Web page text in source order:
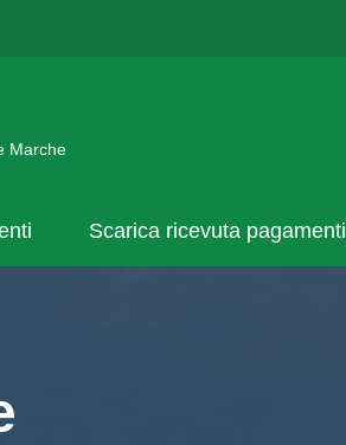
Marche
Scarica ricevuta pagamenti